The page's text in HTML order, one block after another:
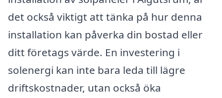
det också viktigt att tänka på hur denna
installation kan påverka din bostad eller
ditt företags värde. En investering i
solenergi kan inte bara leda till lägre
driftskostnader, utan också öka